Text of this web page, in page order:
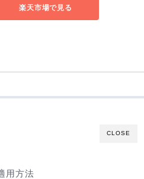
楽天市場で見る
CLOSE
用方法